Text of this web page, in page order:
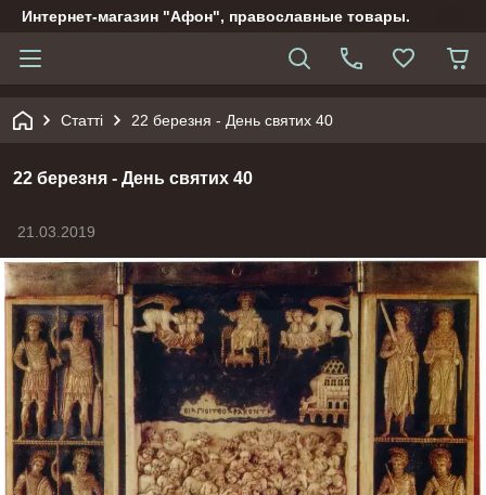
Интернет-магазин "Афон", православные товары.
Статті 22 березня - День святих 40
22 березня - День святих 40
21.03.2019